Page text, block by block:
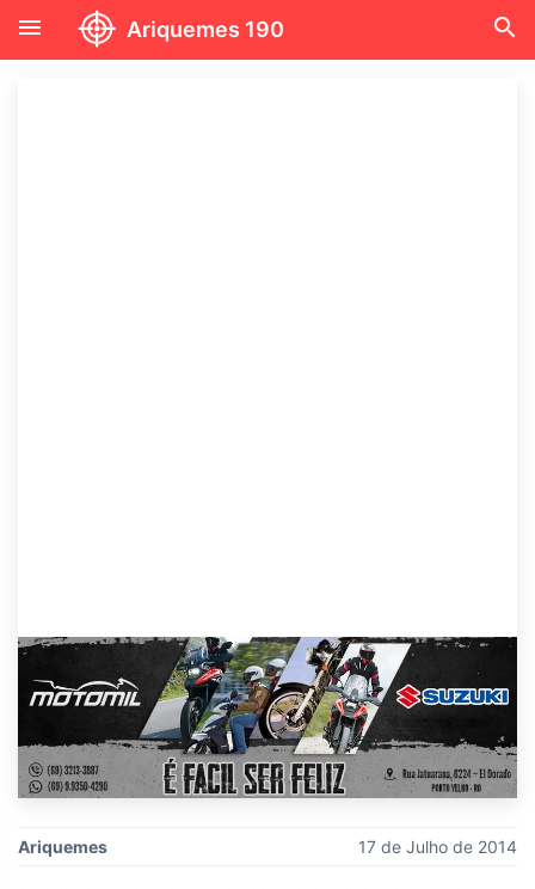
menu Ariquemes 190 search
Ariquemes 17 de Julho de 2014